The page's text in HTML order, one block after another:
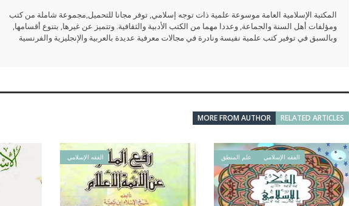
المكتبة الإسلامية العامة موسوعة علمية ذات توجه إسلامي, توفر مجانا للتحميل,مجموعة شاملة من كتب
ومؤلفات أهل السنة والجماعة, وعددا مهما من الكتب الأدبية والثقافية. وتتميز عن غيرها, بتنوع أقسامها,
وبالسبق في توفير كتب علمية نفيسة ونادرة في مجالات معرفية عديدة بالعربية والإنجليزية والفرنسية
RELATED ARTICLES
MORE FROM AUTHOR
الفقه الإسلامي الفقه الإسلامي علم المنطق